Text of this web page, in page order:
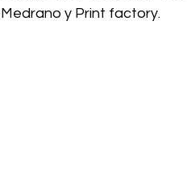
Medrano y Print factory.